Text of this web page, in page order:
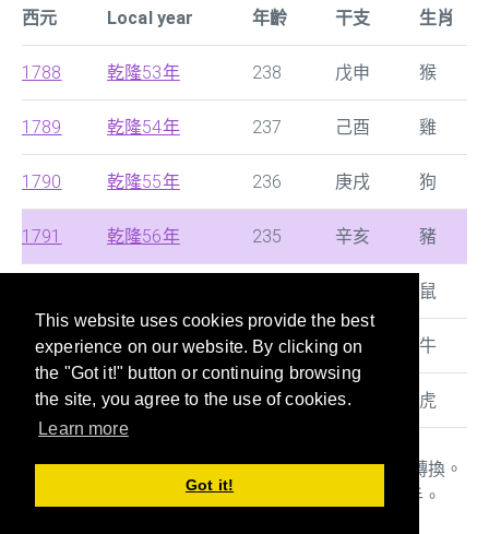
This website uses cookies provide the best
experience on our website. By clicking on
the "Got it!" button or continuing browsing
the site, you agree to the use of cookies.
Learn more
Got it!
西元 Local year 年齡 干支 生肖
1788 乾隆53年 238 戊申 猴
1789 乾隆54年 237 己酉 雞
1790 乾隆55年 236 庚戌 狗
1791 乾隆56年 235 辛亥 豬
鼠
1793 乾隆58年 233 癸丑 牛
1794 乾隆59年 232 甲寅 虎
本站提供西曆，中國朝代及日本年號的快速搜尋及轉換。
年齡/干支/生肖對照表也是當您填寫文件時的好幫手。